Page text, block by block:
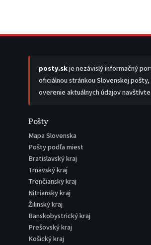
posty.skje nezávislý informačný
oficiálnou stránkou Slovenskej pošty,
overenie aktuálnych údajov
Pošty
Mapa Slovenska
Pošty podľa miest
Bratislavský kraj
Trnavský kraj
Trenčiansky kraj
Nitriansky kraj
Žilinský kraj
Banskobystrický kraj
Prešovský kraj
Košický kraj